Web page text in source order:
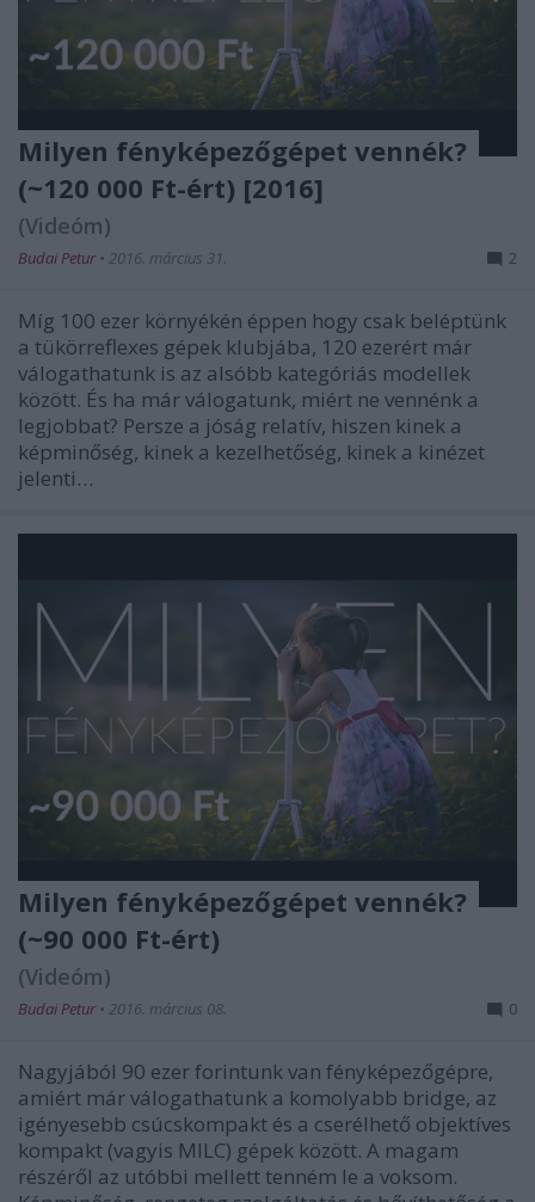
Milyen fényképezőgépet vennék?
(~120 000 Ft-ért) [2016]
(Videóm)
Budai Petur • 2016. március 31. 2
Míg 100 ezer környékén éppen hogy csak beléptünk
a tükörreflexes gépek klubjába, 120 ezerért már
válogathatunk is az alsóbb kategóriás modellek
között. És ha már válogatunk, miért ne vennénk a
legjobbat? Persze a jóság relatív, hiszen kinek a
képminőség, kinek a kezelhetőség, kinek a kinézet
jelenti…
Milyen fényképezőgépet vennék?
(~90 000 Ft-ért)
(Videóm)
Budai Petur • 2016. március 08. 0
Nagyjából 90 ezer forintunk van fényképezőgépre,
amiért már válogathatunk a komolyabb bridge, az
igényesebb csúcskompakt és a cserélhető objektíves
kompakt (vagyis MILC) gépek között. A magam
részéről az utóbbi mellett tenném le a voksom.